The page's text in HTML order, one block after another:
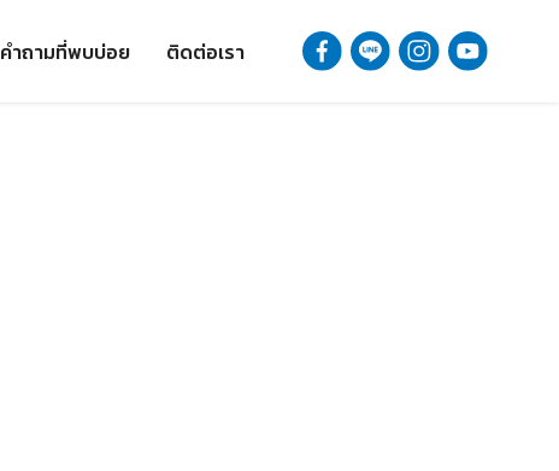
คำถามที่พบบ่อย ติดต่อเรา